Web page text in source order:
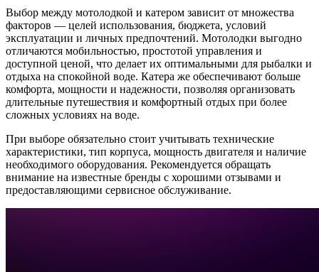
Выбор между мотолодкой и катером зависит от множества
факторов — целей использования, бюджета, условий
эксплуатации и личных предпочтений. Мотолодки выгодно
отличаются мобильностью, простотой управления и
доступной ценой, что делает их оптимальными для рыбалки и
отдыха на спокойной воде. Катера же обеспечивают больше
комфорта, мощности и надежности, позволяя организовать
длительные путешествия и комфортный отдых при более
сложных условиях на воде.
При выборе обязательно стоит учитывать технические
характеристики, тип корпуса, мощность двигателя и наличие
необходимого оборудования. Рекомендуется обращать
внимание на известные бренды с хорошими отзывами и
предоставляющими сервисное обслуживание.